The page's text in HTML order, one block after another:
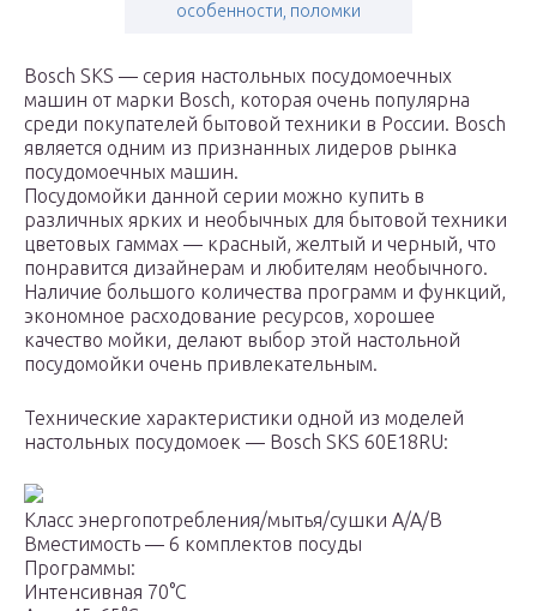
особенности, поломки
Bosch SKS — серия настольных посудомоечных
машин от марки Bosch, которая очень популярна
среди покупателей бытовой техники в России. Bosch
является одним из признанных лидеров рынка
посудомоечных машин.
Посудомойки данной серии можно купить в
различных ярких и необычных для бытовой техники
цветовых гаммах — красный, желтый и черный, что
понравится дизайнерам и любителям необычного.
Наличие большого количества программ и функций,
экономное расходование ресурсов, хорошее
качество мойки, делают выбор этой настольной
посудомойки очень привлекательным.
Технические характеристики одной из моделей
настольных посудомоек — Bosch SKS 60E18RU:
Класс энергопотребления/мытья/сушки A/A/B
Вместимость — 6 комплектов посуды
Программы:
Интенсивная 70°С